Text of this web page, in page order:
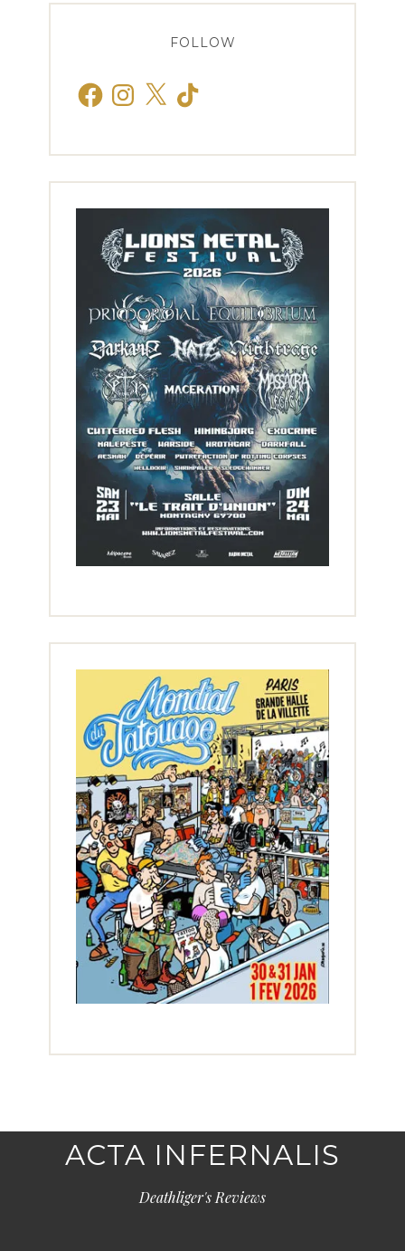
FOLLOW
FacebookInstagram
X TikTok
ACTA INFERNALIS
Deathliger's Reviews